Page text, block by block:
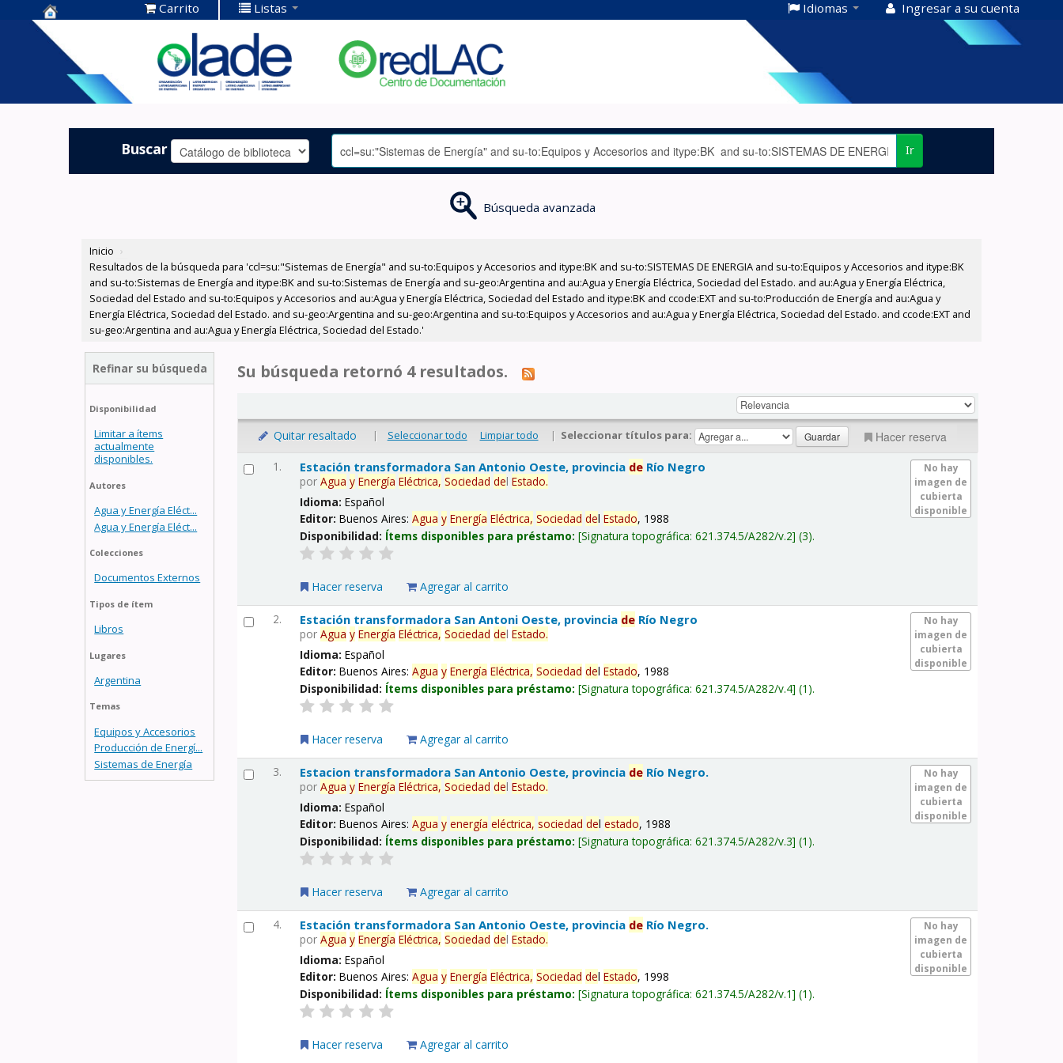
Centro de
Documentación
OLADE -
Carrito Listas Idiomas Ingresar a su cuenta
Buscar Ir
Búsqueda avanzada
Inicio ›
Resultados de la búsqueda para 'ccl=su:"Sistemas de Energía" and su-to:Equipos y Accesorios and itype:BK and su-to:SISTEMAS DE ENERGIA and su-to:Equipos y Accesorios and itype:BK
and su-to:Sistemas de Energía and itype:BK and su-to:Sistemas de Energía and su-geo:Argentina and au:Agua y Energía Eléctrica, Sociedad del Estado. and au:Agua y Energía Eléctrica,
Sociedad del Estado and su-to:Equipos y Accesorios and au:Agua y Energía Eléctrica, Sociedad del Estado and itype:BK and ccode:EXT and su-to:Producción de Energía and au:Agua y
Energía Eléctrica, Sociedad del Estado. and su-geo:Argentina and su-geo:Argentina and su-to:Equipos y Accesorios and au:Agua y Energía Eléctrica, Sociedad del Estado. and ccode:EXT and
su-geo:Argentina and au:Agua y Energía Eléctrica, Sociedad del Estado.'
Refinar su búsqueda
Disponibilidad
Limitar a ítems
actualmente
disponibles.
Autores
Agua y Energía Eléct...
Agua y Energía Eléct...
Colecciones
Documentos Externos
Tipos de ítem
Libros
Lugares
Argentina
Temas
Equipos y Accesorios
Producción de Energí...
Sistemas de Energía
Su búsqueda retornó 4 resultados.
Quitar resaltado | Seleccionar todo Limpiar todo | Seleccionar títulos para: Hacer reserva
1.
No hay
imagen de
cubierta
disponible
Estación transformadora San Antonio Oeste, provincia de Río Negro
porAgua y Energía Eléctrica, Sociedad delEstado.
Idioma:Español
Editor:Buenos Aires:Agua y Energía Eléctrica, Sociedad delEstado, 1988
Disponibilidad: Ítems disponibles para préstamo: Signatura topográfica:621.374.5/A282/v.2 (3).
Hacer reserva Agregar al carrito
2.
No hay
imagen de
cubierta
disponible
Estación transformadora San Antoni Oeste, provincia de Río Negro
porAgua y Energía Eléctrica, Sociedad delEstado.
Idioma:Español
Editor:Buenos Aires:Agua y Energía Eléctrica, Sociedad delEstado, 1988
Disponibilidad: Ítems disponibles para préstamo: Signatura topográfica:621.374.5/A282/v.4 (1).
Hacer reserva Agregar al carrito
3.
No hay
imagen de
cubierta
disponible
Estacion transformadora San Antonio Oeste, provincia de Río Negro.
porAgua y Energía Eléctrica, Sociedad delEstado.
Idioma:Español
Editor:Buenos Aires:Agua y energía eléctrica, sociedad delestado, 1988
Disponibilidad: Ítems disponibles para préstamo: Signatura topográfica:621.374.5/A282/v.3 (1).
Hacer reserva Agregar al carrito
4.
No hay
imagen de
cubierta
disponible
Estación transformadora San Antonio Oeste, provincia de Río Negro.
porAgua y Energía Eléctrica, Sociedad delEstado.
Idioma:Español
Editor:Buenos Aires:Agua y Energía Eléctrica, Sociedad delEstado, 1998
Disponibilidad: Ítems disponibles para préstamo: Signatura topográfica:621.374.5/A282/v.1 (1).
Hacer reserva Agregar al carrito